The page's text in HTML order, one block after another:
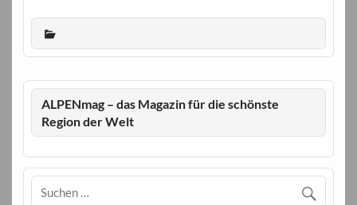
ALPENmag – das Magazin für die schönste
Region der Welt